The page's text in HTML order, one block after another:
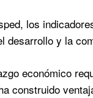
los
desarrollo y la
económico
construido